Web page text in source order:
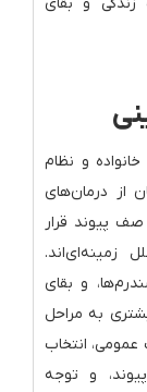
و نظام
از درمان‌های
صف پیوند قرار
زمینه‌ای‌اند.
و بقای
به مراحل
عمومی، انتخاب
و توجه